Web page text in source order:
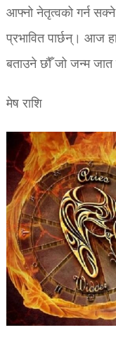
आफ्नो नेतृत्वको गर्न
प्रभावित पार्छन्। आज
बताउने छौँ जो जन्म जात
मेष राशि